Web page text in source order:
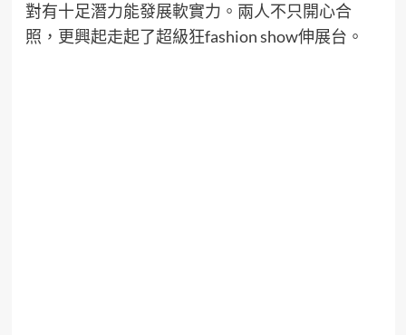
對有十足潛力能發展軟實力。兩人不只開心合
照，更興起走起了超級狂fashion show伸展台。